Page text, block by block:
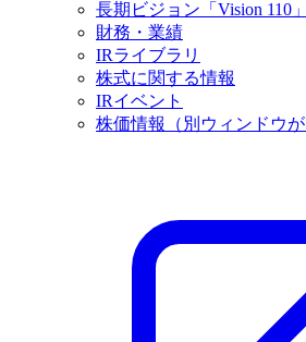
長期ビジョン「Vision 110」
財務・業績
IRライブラリ
株式に関する情報
IRイベント
株価情報
（別ウィンドウ